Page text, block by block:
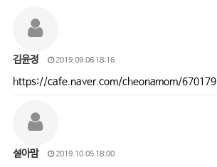
김윤정 2019.09.06 18:16
https://cafe.naver.com/cheonamom/670179
설아맘 2019.10.05 18:00